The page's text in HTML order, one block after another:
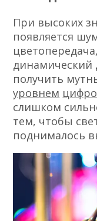
При высоких
появляется
динамический
получить
уровнем
слишком
тем, чтобы
поднималось